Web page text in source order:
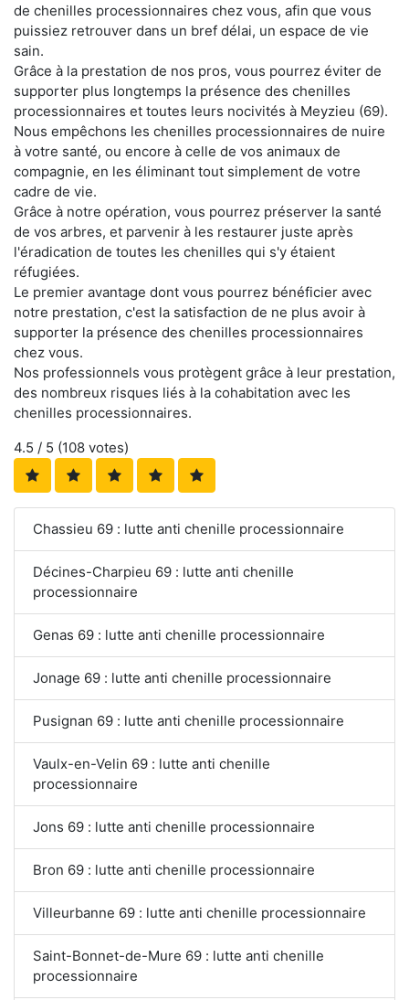
de chenilles processionnaires chez vous, afin que vous
puissiez retrouver dans un bref délai, un espace de vie
sain.
Grâce à la prestation de nos pros, vous pourrez éviter de
supporter plus longtemps la présence des chenilles
processionnaires et toutes leurs nocivités à Meyzieu (69).
Nous empêchons les chenilles processionnaires de nuire
à votre santé, ou encore à celle de vos animaux de
compagnie, en les éliminant tout simplement de votre
cadre de vie.
Grâce à notre opération, vous pourrez préserver la santé
de vos arbres, et parvenir à les restaurer juste après
l'éradication de toutes les chenilles qui s'y étaient
réfugiées.
Le premier avantage dont vous pourrez bénéficier avec
notre prestation, c'est la satisfaction de ne plus avoir à
supporter la présence des chenilles processionnaires
chez vous.
Nos professionnels vous protègent grâce à leur prestation,
des nombreux risques liés à la cohabitation avec les
chenilles processionnaires.
4.5 / 5 (108 votes)
Chassieu 69 : lutte anti chenille processionnaire
Décines-Charpieu 69 : lutte anti chenille
processionnaire
Genas 69 : lutte anti chenille processionnaire
Jonage 69 : lutte anti chenille processionnaire
Pusignan 69 : lutte anti chenille processionnaire
Vaulx-en-Velin 69 : lutte anti chenille
processionnaire
Jons 69 : lutte anti chenille processionnaire
Bron 69 : lutte anti chenille processionnaire
Villeurbanne 69 : lutte anti chenille processionnaire
Saint-Bonnet-de-Mure 69 : lutte anti chenille
processionnaire